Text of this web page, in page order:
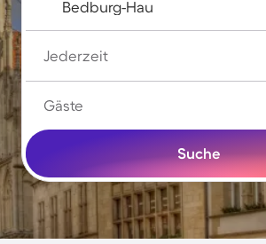
Jederzeit
Gäste
Suche